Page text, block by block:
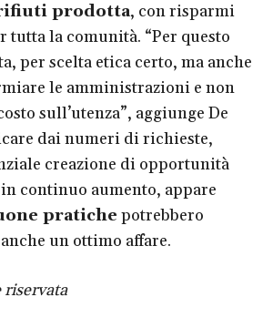
prodotta, con risparmi
tutta la comunità. “Per questo
per scelta etica certo, ma anche
le amministrazioni e non
sull’utenza”, aggiunge De
dai numeri di richieste,
creazione di opportunità
continuo aumento, appare
pratiche potrebbero
un ottimo affare.